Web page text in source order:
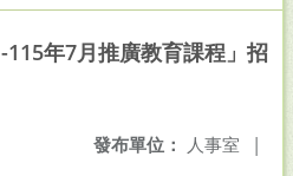
年7月推廣教育課程」招
發布單位： 人事室 |